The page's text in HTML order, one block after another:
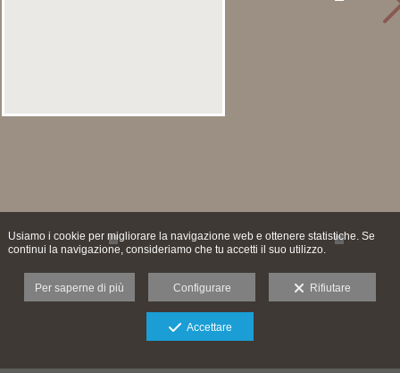
Usiamo i cookie per migliorare la navigazione web e ottenere statistiche. Se
continui la navigazione, consideriamo che tu accetti il suo utilizzo.
Per saperne di più Configurare Rifiutare
Accettare